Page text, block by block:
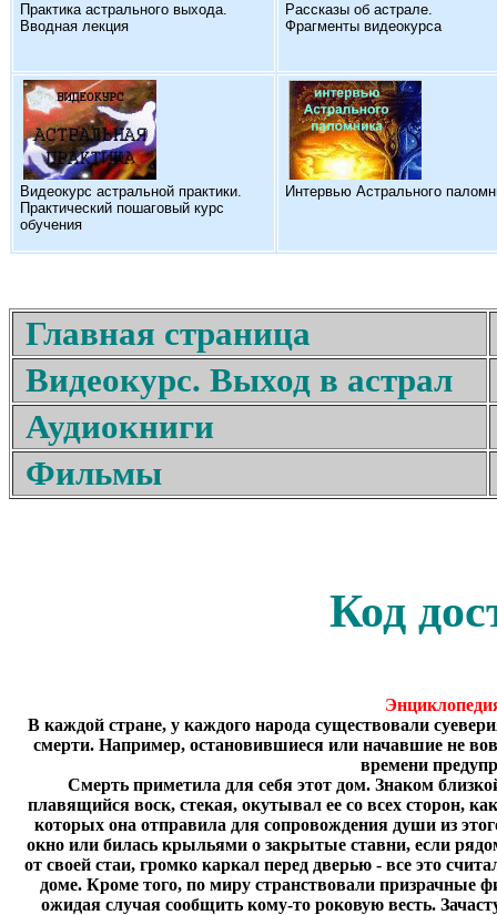
Практика астрального выхода.
Вводная лекция
Рассказы об астрале.
Фрагменты видеокурса
Видеокурс астральной практики.
Практический пошаговый курс
обучения
Интервью Астрального
Главная страница
Видеокурс. Выход в астрал
Аудиокниги
Фильмы
Код
В каждой стране, у каждого народа существовали
смерти. Например, остановившиеся или начавшие не
времени
Смерть приметила для себя этот дом. Знаком
плавящийся воск, стекая, окутывал ее со всех сторон,
которых она отправила для сопровождения души из
окно или билась крыльями о закрытые ставни, если
от своей стаи, громко каркал перед дверью - все это
доме. Кроме того, по миру странствовали
ожидая случая сообщить кому-то роковую весть.